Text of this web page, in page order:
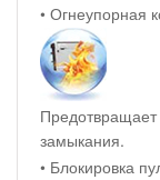
• Огнеупорная
Предотвращает
замыкания.
• Блокировка